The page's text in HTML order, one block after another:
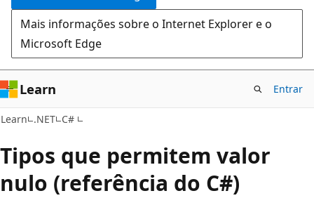
Mais informações sobre o Internet Explorer e o
Microsoft Edge
Learn Entrar
Learn .NET C#
Tipos que permitem valor
nulo (referência do C#)